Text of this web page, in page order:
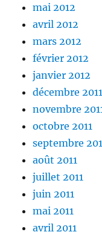
mai 2012
avril 2012
mars 2012
février 2012
janvier 2012
décembre 2011
novembre
octobre 2011
septembre
août 2011
juillet 2011
juin 2011
mai 2011
avril 2011